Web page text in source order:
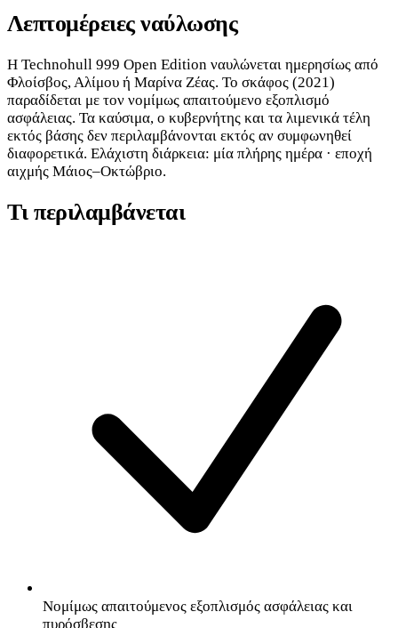
Λεπτομέρειες ναύλωσης
Η Technohull 999 Open Edition ναυλώνεται ημερησίως από
Φλοίσβος, Αλίμου ή Μαρίνα Ζέας. Το σκάφος (2021)
παραδίδεται με τον νομίμως απαιτούμενο εξοπλισμό
ασφάλειας. Τα καύσιμα, ο κυβερνήτης και τα λιμενικά τέλη
εκτός βάσης δεν περιλαμβάνονται εκτός αν συμφωνηθεί
διαφορετικά. Ελάχιστη διάρκεια: μία πλήρης ημέρα · εποχή
αιχμής Μάιος–Οκτώβριο.
Τι περιλαμβάνεται
Νομίμως απαιτούμενος εξοπλισμός ασφάλειας και
πυρόσβεσης